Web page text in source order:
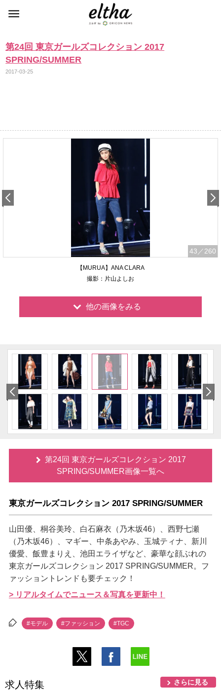
第24回 東京ガールズコレクション 2017
SPRING/SUMMER
2017-03-25
43 ／260
【MURUA】ANA CLARA
撮影：片山よしお
他の画像をみる
第24回 東京ガールズコレクション 2017
SPRING/SUMMER画像一覧へ
東京ガールズコレクション 2017 SPRING/SUMMER
山田優、桐谷美玲、白石麻衣（乃木坂46）、西野七瀬
（乃木坂46）、マギー、中条あやみ、玉城ティナ、新川
優愛、飯豊まりえ、池田エライザなど、豪華な顔ぶれの
東京ガールズコレクション 2017 SPRING/SUMMER。フ
ァッショントレンドも要チェック！
> リアルタイムでニュース＆写真を更新中！
#モデル #ファッション #TGC
求人特集 さらに見る